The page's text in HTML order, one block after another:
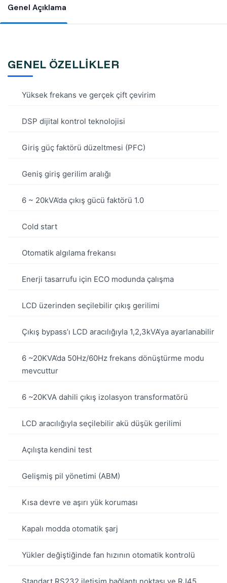
Genel Açıklama
GENEL ÖZELLİKLER
Yüksek frekans ve gerçek çift çevirim
DSP dijital kontrol teknolojisi
Giriş güç faktörü düzeltmesi (PFC)
Geniş giriş gerilim aralığı
6 ~ 20kVA’da çıkış gücü faktörü 1.0
Cold start
Otomatik algılama frekansı
Enerji tasarrufu için ECO modunda çalışma
LCD üzerinden seçilebilir çıkış gerilimi
Çıkış bypass’ı LCD aracılığıyla 1,2,3kVA’ya ayarlanabilir
6 ~20KVA’da 50Hz/60Hz frekans dönüştürme modu
mevcuttur
6 ~20KVA dahili çıkış izolasyon transformatörü
LCD aracılığıyla seçilebilir akü düşük gerilimi
Açılışta kendini test
Gelişmiş pil yönetimi (ABM)
Kısa devre ve aşırı yük koruması
Kapalı modda otomatik şarj
Yükler değiştiğinde fan hızının otomatik kontrolü